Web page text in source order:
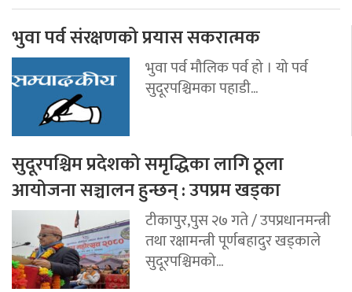
भुवा पर्व संरक्षणको प्रयास सकरात्मक
भुवा पर्व मौलिक पर्व हो । यो पर्व
सुदूरपश्चिमका पहाडी...
सुदूरपश्चिम प्रदेशको समृद्धिका लागि ठूला
आयोजना सञ्चालन हुन्छन् : उपप्रम खड्का
टीकापुर,पुस २७ गते / उपप्रधानमन्त्री
तथा रक्षामन्त्री पूर्णबहादुर खड्काले
सुदूरपश्चिमको...